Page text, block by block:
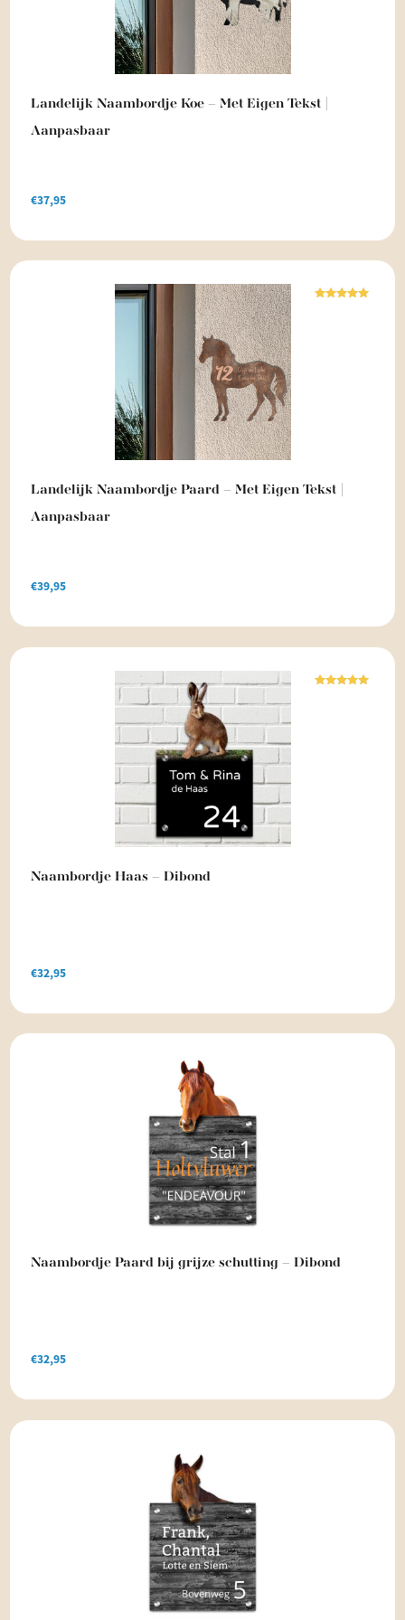
Landelijk Naambordje Koe – Met Eigen Tekst |
Aanpasbaar
€37,95
Landelijk Naambordje Paard – Met Eigen Tekst |
Aanpasbaar
€39,95
Naambordje Haas – Dibond
€32,95
Naambordje Paard bij grijze schutting – Dibond
€32,95